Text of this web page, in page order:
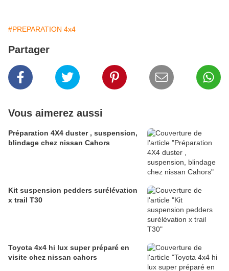
#PREPARATION 4x4
Partager
Vous aimerez aussi
Préparation 4X4 duster , suspension,
blindage chez nissan Cahors
Kit suspension pedders surélévation
x trail T30
Toyota 4x4 hi lux super préparé en
visite chez nissan cahors